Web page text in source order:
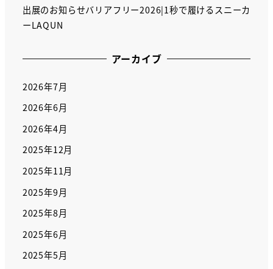
出展のお知らせバリアフリー2026|1秒で履けるスニーカ
ーLAQUN
アーカイブ
2026年7月
2026年6月
2026年4月
2025年12月
2025年11月
2025年9月
2025年8月
2025年6月
2025年5月